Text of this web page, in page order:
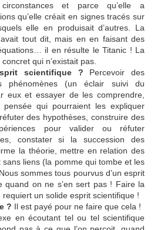
et parce qu’elle a
qu’elle créait en signes tracés sur
elle en produisait d’autres. La
avait tout dit, mais en en faisant des
il en résulte le Titanic ! La
qui n’existait pas.
scientifique ? Percevoir des
phénomènes (un éclair suivi du
eux et essayer de les comprendre,
qui pourraient les expliquer
des hypothèses, construire des
pour valider ou réfuter
constater si la succession des
la théorie, mettre en relation des
liens (la pomme qui tombe et les
sommes tous pourvus d’un esprit
quand on ne s’en sert pas ! Faire la
un solide esprit scientifique !
? Il est payé pour ne faire que cela !
en écoutant tel ou tel scientifique